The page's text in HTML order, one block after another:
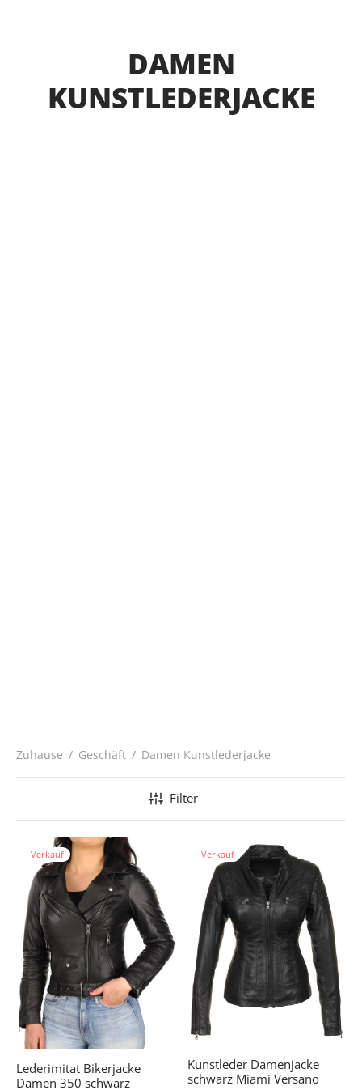
DAMEN
KUNSTLEDERJACKE
Zuhause / Geschäft / Damen Kunstlederjacke
Filter
Verkauf
Lederimitat Bikerjacke
Damen 350 schwarz
Verkauf
Kunstleder Damenjacke
schwarz Miami Versano